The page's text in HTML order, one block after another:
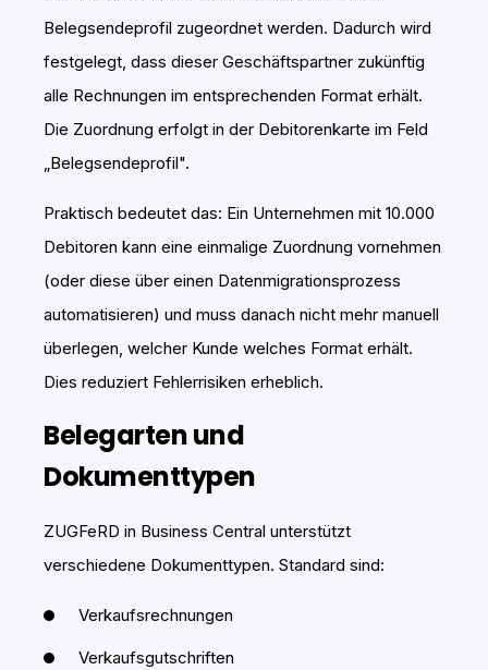
Belegsendeprofil zugeordnet werden. Dadurch wird
festgelegt, dass dieser Geschäftspartner zukünftig
alle Rechnungen im entsprechenden Format erhält.
Die Zuordnung erfolgt in der Debitorenkarte im Feld
„Belegsendeprofil".
Praktisch bedeutet das: Ein Unternehmen mit 10.000
Debitoren kann eine einmalige Zuordnung vornehmen
(oder diese über einen Datenmigrationsprozess
automatisieren) und muss danach nicht mehr manuell
überlegen, welcher Kunde welches Format erhält.
Dies reduziert Fehlerrisiken erheblich.
Belegarten und
Dokumenttypen
ZUGFeRD in Business Central unterstützt
verschiedene Dokumenttypen. Standard sind:
Verkaufsrechnungen
Verkaufsgutschriften